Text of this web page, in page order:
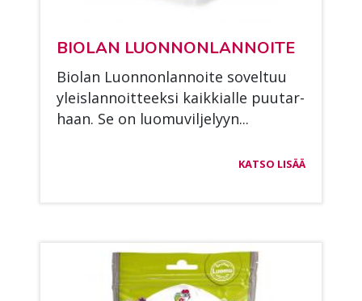
BIO­LAN LUON­NON­LAN­NOI­TE
Bio­lan Luon­non­lan­noi­te so­vel­tuu
yleis­lan­noit­teek­si kaik­kial­le puu­tar­
haan. Se on luo­mu­vil­je­lyyn...
KATSO LISÄÄ